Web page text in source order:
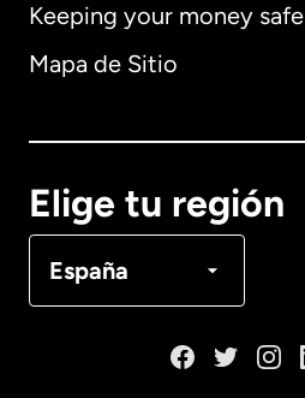
Keeping your money safe
Mapa de Sitio
Elige tu región
España
Alemania
Français